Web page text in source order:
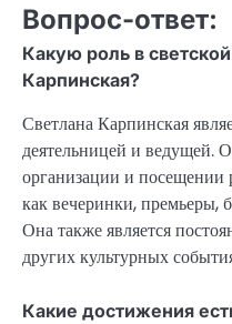
Вопрос-ответ:
Какую роль в
Карпинская?
Светлана Карпинская
деятельницей и ведущей.
организации и посещении
как вечеринки, премьеры,
Она также является
других культурных
Какие достижения